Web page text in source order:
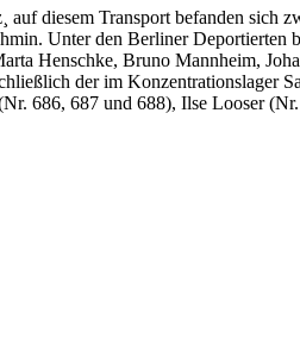
diesem Transport befanden
Unter den Berliner Deportierten
Henschke, Bruno Mannheim,
der im Konzentrationslager
686, 687 und 688), Ilse Looser